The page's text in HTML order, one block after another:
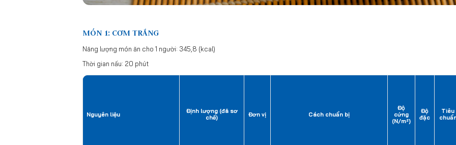
MÓN 1: CƠM TRẮNG
Năng lượng món ăn cho 1 người: 345,8 (kcal)
Thời gian nấu: 20 phút
Nguyên liệu
Định lượng (đã sơ
chế)
Đơn vị Cách chuẩn bị
Độ
cứng
(N/m²)
Độ
đặc
Tiêu